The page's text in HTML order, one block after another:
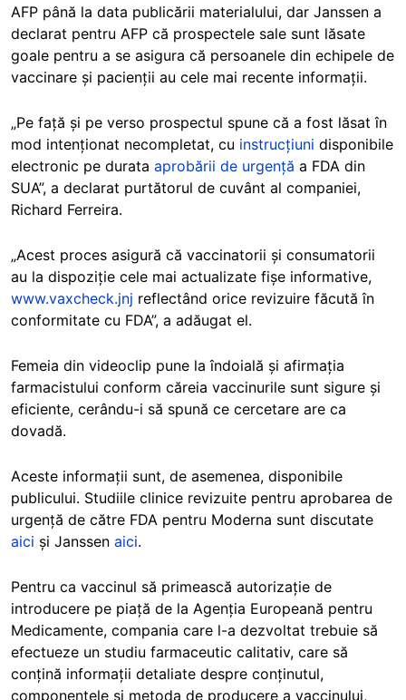
AFP până la data publicării materialului, dar Janssen a
declarat pentru AFP că prospectele sale sunt lăsate
goale pentru a se asigura că persoanele din echipele de
vaccinare și pacienții au cele mai recente informații.
„Pe față și pe verso prospectul spune că a fost lăsat în
mod intenționat necompletat, cu instrucțiuni disponibile
electronic pe durata aprobării de urgență a FDA din
SUA”, a declarat purtătorul de cuvânt al companiei,
Richard Ferreira.
„Acest proces asigură că vaccinatorii și consumatorii
au la dispoziție cele mai actualizate fișe informative,
www.vaxcheck.jnj reflectând orice revizuire făcută în
conformitate cu FDA”, a adăugat el.
Femeia din videoclip pune la îndoială și afirmația
farmacistului conform căreia vaccinurile sunt sigure și
eficiente, cerându-i să spună ce cercetare are ca
dovadă.
Aceste informații sunt, de asemenea, disponibile
publicului. Studiile clinice revizuite pentru aprobarea de
urgență de către FDA pentru Moderna sunt discutate
aici și Janssen aici.
Pentru ca vaccinul să primească autorizație de
introducere pe piață de la Agenția Europeană pentru
Medicamente, compania care l-a dezvoltat trebuie să
efectueze un studiu farmaceutic calitativ, care să
conțină informații detaliate despre conținutul,
componentele și metoda de producere a vaccinului,